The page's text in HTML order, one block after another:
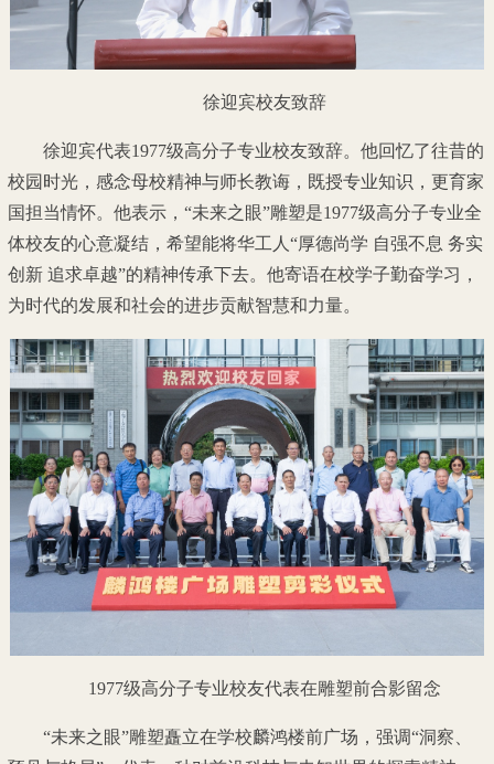
徐迎宾校友致辞
徐迎宾代表1977级高分子专业校友致辞。他回忆了往昔的
校园时光，感念母校精神与师长教诲，既授专业知识，更育家
国担当情怀。他表示，“未来之眼”雕塑是1977级高分子专业全
体校友的心意凝结，希望能将华工人“厚德尚学 自强不息 务实
创新 追求卓越”的精神传承下去。他寄语在校学子勤奋学习，
为时代的发展和社会的进步贡献智慧和力量。
1977级高分子专业校友代表在雕塑前合影留念
“未来之眼”雕塑矗立在学校麟鸿楼前广场，强调“洞察、